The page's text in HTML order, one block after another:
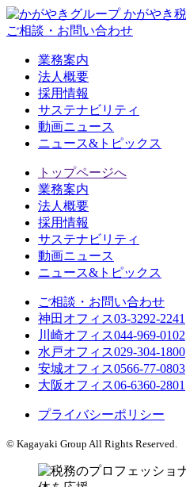
ご相談・お問い合わせ
業務案内
法人概要
採用情報
サステナビリティ
動画ニュース
ニュース&トピックス
トップページへ
業務案内
法人概要
採用情報
サステナビリティ
動画ニュース
ニュース&トピックス
ご相談・お問い合わせ
神田オフィス03-3292-2241
川崎オフィス044-969-0102
水戸オフィス029-304-1800
安城オフィス0566-77-0803
大阪オフィス06-6360-2801
プライバシーポリシー
© Kagayaki Group All Rights Reserved.